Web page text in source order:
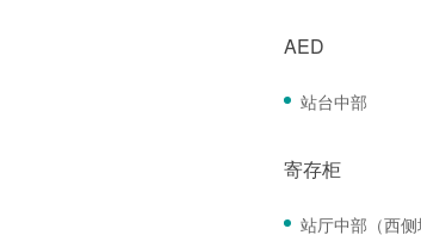
AED
站台中部
寄存柜
站厅中部（西